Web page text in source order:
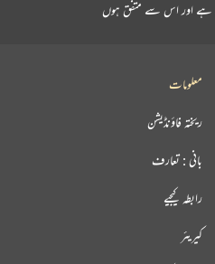
ہے اور اس سے متفق ہوں
معلومات
ریختہ فاؤنڈیشن
بانی : تعارف
رابطہ کیجیے
کیریئر